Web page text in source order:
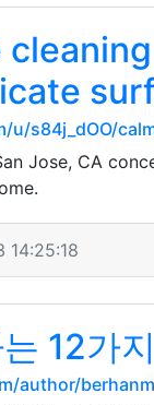
s84j_dOO/
Jose, CA
12가
author/